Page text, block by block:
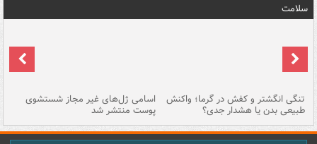
سلامت
تنگی انگشتر و کفش در گرما؛ واکنش
طبیعی بدن یا هشدار جدی؟
اسامی ژل‌های غیر مجاز شستشوی
پوست منتشر شد